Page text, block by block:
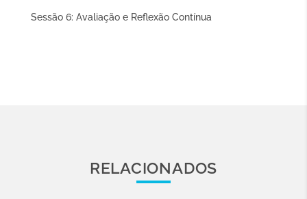
Sessão 6: Avaliação e Reflexão Contínua
RELACIONADOS